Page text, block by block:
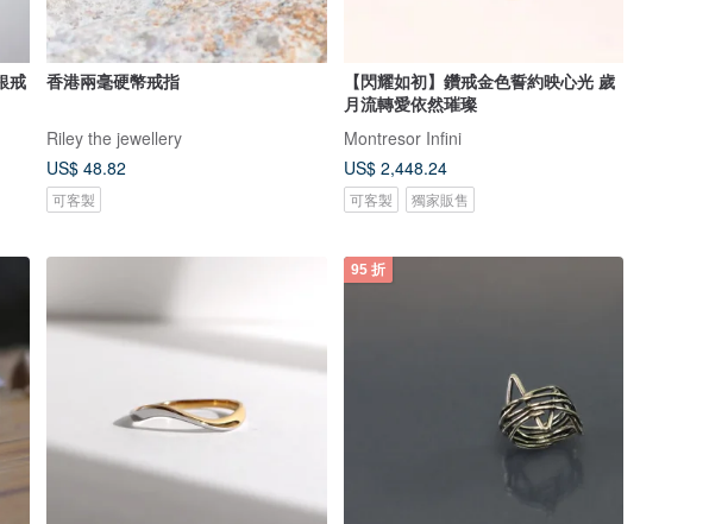
戒
香港兩毫硬幣戒指
Riley the jewellery
US$ 48.82
可客製
【閃耀如初】鑽戒金色誓約映心光 歲
月流轉愛依然璀璨
Montresor Infini
US$ 2,448.24
可客製 獨家販售
95 折